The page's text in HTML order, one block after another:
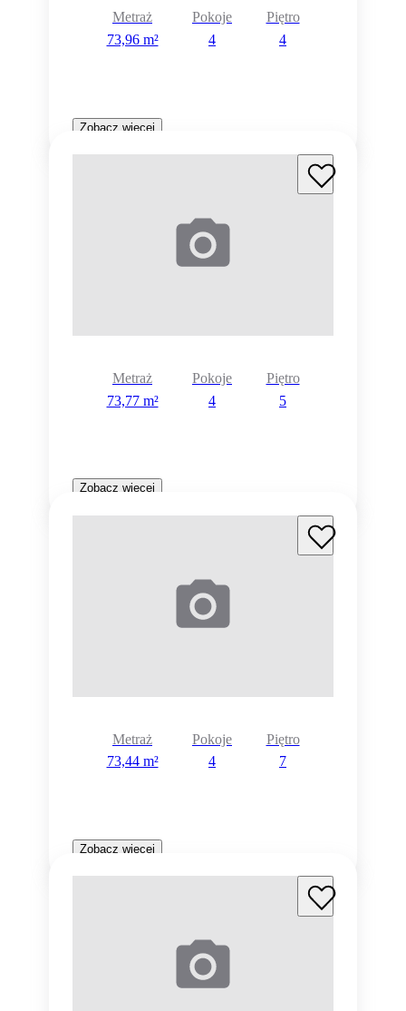
Metraż
73,96 m²
Pokoje
4
Piętro
4
Zobacz więcej
Metraż
73,77 m²
Pokoje
4
Piętro
5
Zobacz więcej
Metraż
73,44 m²
Pokoje
4
Piętro
7
Zobacz więcej